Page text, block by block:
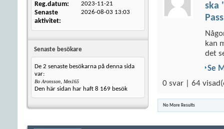
Reg.datum 2023-11-21
Senaste
aktivitet
2026-08-03 13:03
Senaste besökare
De 2 senaste besökarna på denna sida
var:
Bo Aronsson, Mex165
Den här sidan har haft 8 169 besök
ska
kan
det
Se
0 svar | 64
No More Results